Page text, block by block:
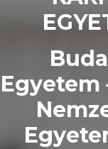
Egyetem